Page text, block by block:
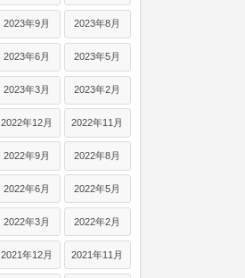
2023年9月 2023年8月
2023年6月 2023年5月
2023年3月 2023年2月
2022年12月 2022年11月
2022年9月 2022年8月
2022年6月 2022年5月
2022年3月 2022年2月
2021年12月 2021年11月